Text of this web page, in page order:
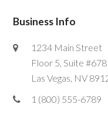
Business Info
1234 Main Street
Floor 5, Suite #678
Las Vegas, NV
1 (800) 555-6789